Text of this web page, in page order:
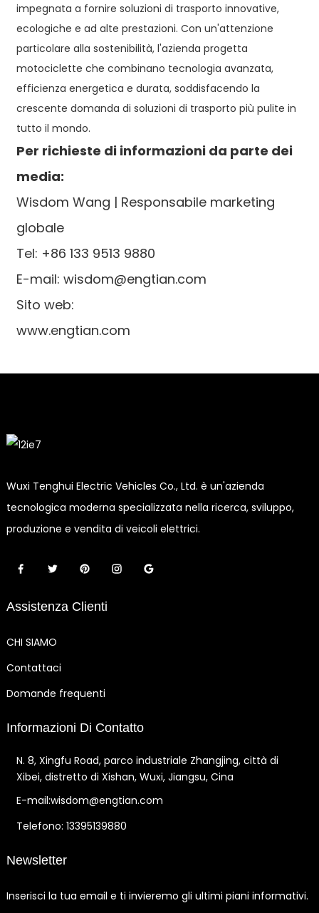
impegnata a fornire soluzioni di trasporto innovative,
ecologiche e ad alte prestazioni. Con un'attenzione
particolare alla sostenibilità, l'azienda progetta
motociclette che combinano tecnologia avanzata,
efficienza energetica e durata, soddisfacendo la
crescente domanda di soluzioni di trasporto più pulite in
tutto il mondo.
Per richieste di informazioni da parte dei
media:
Wisdom Wang | Responsabile marketing
globale
Tel: +86 133 9513 9880
E-mail: wisdom@engtian.com
Sito web:
www.engtian.com
Wuxi Tenghui Electric Vehicles Co., Ltd. è un'azienda
tecnologica moderna specializzata nella ricerca, sviluppo,
produzione e vendita di veicoli elettrici.
Assistenza Clienti
CHI SIAMO
Contattaci
Domande frequenti
Informazioni Di Contatto
N. 8, Xingfu Road, parco industriale Zhangjing, città di
Xibei, distretto di Xishan, Wuxi, Jiangsu, Cina
E-mail:wisdom@engtian.com
Telefono: 13395139880
Newsletter
Inserisci la tua email e ti invieremo gli ultimi piani informativi.